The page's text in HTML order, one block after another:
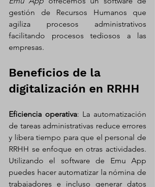
gestión de Recursos Humanos que
agiliza procesos administrativos
facilitando procesos tediosos a las
empresas.
Beneficios de la
digitalización en RRHH
Eficiencia operativa: La automatización
de tareas administrativas reduce errores
y libera tiempo para que el personal de
RRHH se enfoque en otras actividades.
Utilizando el software de Emu App
puedes hacer automatizar la nómina de
trabajadores e incluso generar datos